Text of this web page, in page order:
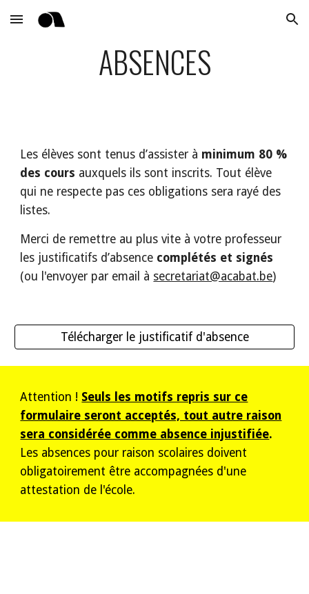
Skip to main content Skip to navigation
ABSENCES
Les élèves sont tenus d’assister à minimum 80 %
des cours auxquels ils sont inscrits. Tout élève
qui ne respecte pas ces obligations sera rayé des
listes.
Merci de remettre au plus vite à votre professeur
les justificatifs d’absence complétés et signés
(ou l'envoyer par email à secretariat@acabat.be)
Télécharger le justificatif d'absence
Attention ! Seuls les motifs repris sur ce
formulaire seront acceptés, tout autre raison
sera considérée comme absence injustifiée.
Les absences pour raison scolaires doivent
obligatoirement être accompagnées d'une
attestation de l'école.